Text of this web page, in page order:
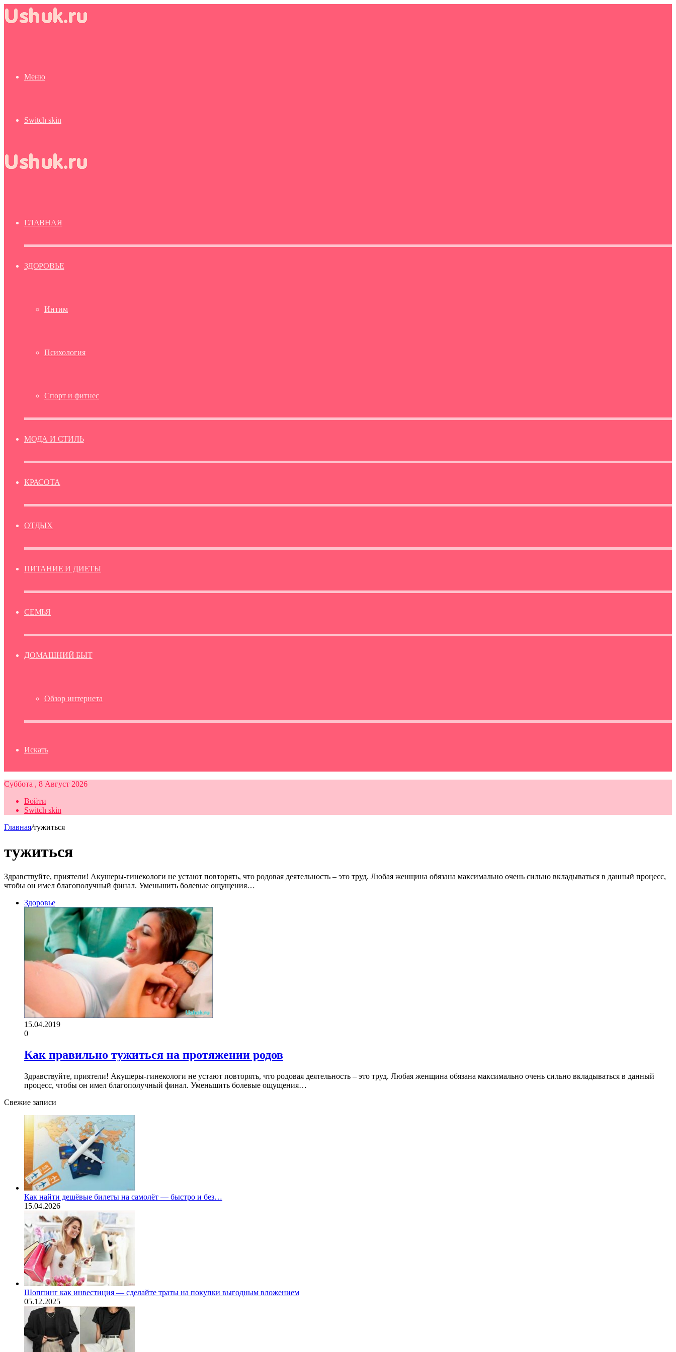
Меню
Switch skin
ГЛАВНАЯ
ЗДОРОВЬЕ
Интим
Психология
Спорт и фитнес
МОДА И СТИЛЬ
КРАСОТА
ОТДЫХ
ПИТАНИЕ И ДИЕТЫ
СЕМЬЯ
ДОМАШНИЙ БЫТ
Обзор интернета
Искать
Суббота , 8 Август 2026
Войти
Switch skin
Главная/тужиться
тужиться
Здравствуйте, приятели! Акушеры-гинекологи не устают повторять, что родовая деятельность – это труд. Любая женщина обязана максимально очень сильно вкладываться в данный процесс,
чтобы он имел благополучный финал. Уменьшить болевые ощущения…
Здоровье
15.04.2019
0
Как правильно тужиться на протяжении родов
Здравствуйте, приятели! Акушеры-гинекологи не устают повторять, что родовая деятельность – это труд. Любая женщина обязана максимально очень сильно вкладываться в данный
процесс, чтобы он имел благополучный финал. Уменьшить болевые ощущения…
Свежие записи
Как найти дешёвые билеты на самолёт — быстро и без…
15.04.2026
Шоппинг как инвестиция — сделайте траты на покупки выгодным вложением
05.12.2025